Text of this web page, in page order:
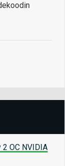
OC NVIDIA